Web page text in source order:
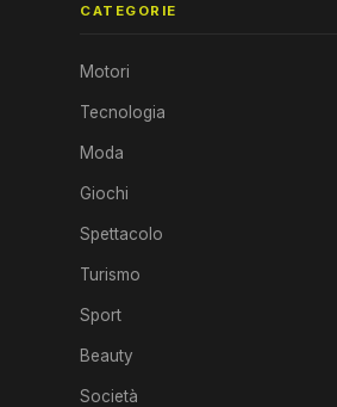
CATEGORIE
Motori
Tecnologia
Moda
Giochi
Spettacolo
Turismo
Sport
Beauty
Società